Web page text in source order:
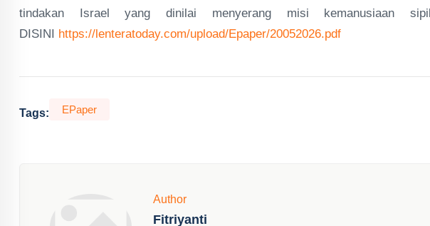
tindakan Israel yang dinilai menyerang misi kemanusiaan
DISINI https://lenteratoday.com/upload/Epaper/20052026.pdf
Tags: EPaper
Author
Fitriyanti